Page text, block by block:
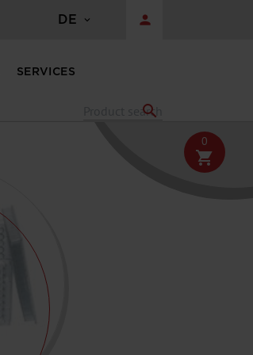
DE person
SERVICES
search
0
shopping_cart